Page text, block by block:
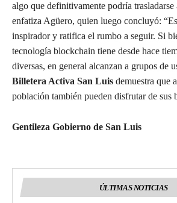
algo que definitivamente podría trasladarse
enfatiza Agüero, quien luego concluyó:
inspirador y ratifica el rumbo a seguir. Si
tecnología blockchain tiene desde hace
diversas, en general alcanzan a grupos de
Billetera Activa San Luis demuestra que
población también pueden disfrutar de sus
Gentileza Gobierno de San Luis
ÚLTIMAS NOTICIAS